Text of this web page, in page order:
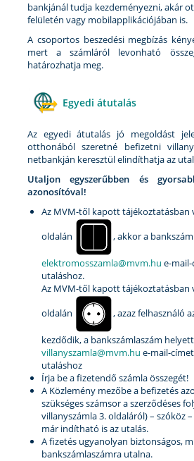
bankjánál tudja kezdeményezni, akár
felületén vagy mobilapplikációjában is.
A csoportos beszedési megbízás
mert a számláról levonható
határozhatja meg.
Egyedi átutalás
Az egyedi átutalás jó megoldást
otthonából szeretné befizetni
netbankján keresztül elindíthatja az
Utaljon egyszerűbben és
azonosítóval!
Az MVM-től kapott tájékoztatásban
oldalán
, akkor a
elektromosszamla@mvm.hu e-
utaláshoz.
Az MVM-től kapott tájékoztatásban
oldalán
, azaz felhasználó
kezdődik, a bankszámlaszám
villanyszamla@mvm.hu e-mail-
utaláshoz
Írja be a fizetendő számla összegét!
A Közlemény mezőbe a befizetés
szükséges számsor a szerződéses
villanyszámla 3. oldaláról) – szóköz
már indítható is az utalás.
A fizetés ugyanolyan biztonságos,
bankszámlaszámra utalna.